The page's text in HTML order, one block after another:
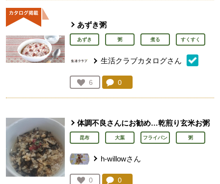
あずき粥
あずき 粥 煮る すくすく
生活クラブカタログさん
お気に入り登録：
6
人が登録
コメント：
0
体調不良さんにお勧め…乾煎り玄米お粥
昆布 大葉 フライパン 粥
h-willowさん
お気に入り登録：
0
コメント：
0